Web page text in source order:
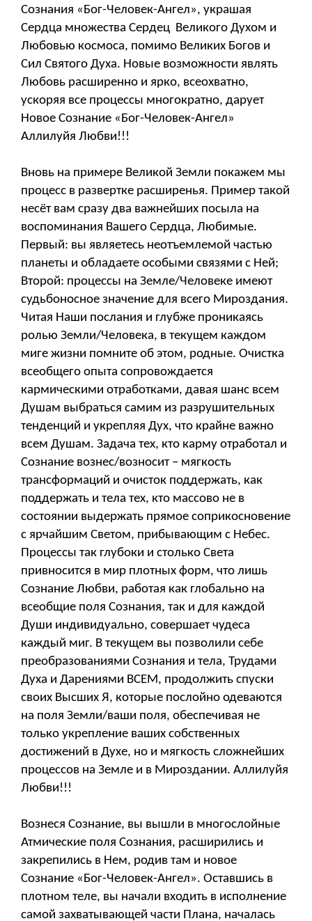
Сознания «Бог-Человек-Ангел», украшая
Сердца множества Сердец Великого Духом и
Любовью космоса, помимо Великих Богов и
Сил Святого Духа. Новые возможности являть
Любовь расширенно и ярко, всеохватно,
ускоряя все процессы многократно, дарует
Новое Сознание «Бог-Человек-Ангел»
Аллилуйя Любви!!!
Вновь на примере Великой Земли покажем мы
процесс в развертке расширенья. Пример такой
несёт вам сразу два важнейших посыла на
воспоминания Вашего Сердца, Любимые.
Первый: вы являетесь неотъемлемой частью
планеты и обладаете особыми связями с Ней;
Второй: процессы на Земле/Человеке имеют
судьбоносное значение для всего Мироздания.
Читая Наши послания и глубже проникаясь
ролью Земли/Человека, в текущем каждом
миге жизни помните об этом, родные. Очистка
всеобщего опыта сопровождается
кармическими отработками, давая шанс всем
Душам выбраться самим из разрушительных
тенденций и укрепляя Дух, что крайне важно
всем Душам. Задача тех, кто карму отработал и
Сознание вознес/возносит – мягкость
трансформаций и очисток поддержать, как
поддержать и тела тех, кто массово не в
состоянии выдержать прямое соприкосновение
с ярчайшим Светом, прибывающим с Небес.
Процессы так глубоки и столько Света
привносится в мир плотных форм, что лишь
Сознание Любви, работая как глобально на
всеобщие поля Сознания, так и для каждой
Души индивидуально, совершает чудеса
каждый миг. В текущем вы позволили себе
преобразованиями Сознания и тела, Трудами
Духа и Дарениями ВСЕМ, продолжить спуски
своих Высших Я, которые послойно одеваются
на поля Земли/ваши поля, обеспечивая не
только укрепление ваших собственных
достижений в Духе, но и мягкость сложнейших
процессов на Земле и в Мироздании. Аллилуйя
Любви!!!
Вознеся Сознание, вы вышли в многослойные
Атмические поля Сознания, расширились и
закрепились в Нем, родив там и новое
Сознание «Бог-Человек-Ангел». Оставшись в
плотном теле, вы начали входить в исполнение
самой захватывающей части Плана, началась